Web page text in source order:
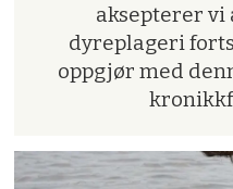
aksepterer vi
dyreplageri
oppgjør med